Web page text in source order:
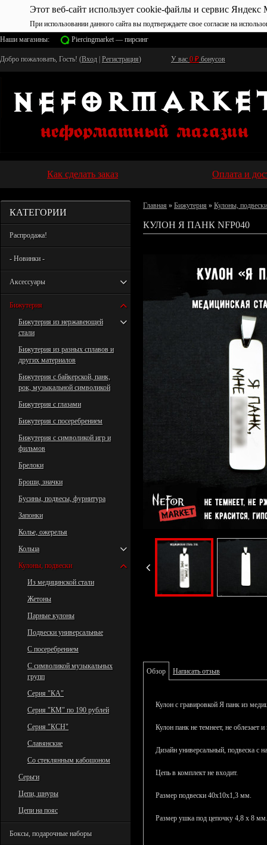
Этот веб-сайт использует cookie-файлы и сервис Яндекс
При использовании данного сайта вы подтверждаете свое согласие на
Наши магазины:
Piercingmarket — пирсинг
Добро пожаловать, Гость! (Вход Регистрация) У вас 0 ₽ бонусов
Как сделать заказ Оплата и
КАТЕГОРИИ
Распродажа!
- Новинки -
Аксессуары
Бижутерия
Бижутерия из нержавеющей
стали
Бижутерия из разных сплавов и
других материалов
Бижутерия с байкерской, панк,
рок, музыкальной символикой
Бижутерия с глазами
Бижутерия с посеребрением
Бижутерия с символикой игр и
фильмов
Брелоки
Броши, значки
Бусины, подвесы, фурнитура
Запонки
Колье, ожерелья
Кольца
Кулоны, подвески
Из медицинской стали
Жетоны
Парные кулоны
Подвески универсальные
С посеребрением
С символикой музыкальных
групп
Серия "КА"
Серия "КМ" по 190 рублей
Серия "КСН"
Славянские
Со стеклянным кабошоном
Серьги
Цепи, шнуры
Цепи на пояс
Боксы, подарочные наборы
Главная » Бижутерия » Кулоны, подвески
КУЛОН Я ПАНК NFP040
Обзор Написать отзыв
Кулон с гравировкой Я панк из
Кулон панк не темнеет, не облезает
Дизайн универсальный, подвеска
Цепь в комплект не входит.
Размер подвески 40х10х1,3 мм.
Размер ушка под цепочку 4,8 х 8 мм.